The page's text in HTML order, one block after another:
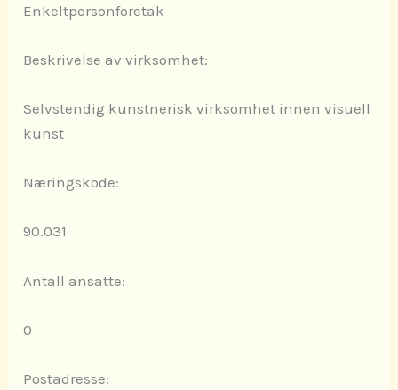
Enkeltpersonforetak
Beskrivelse av virksomhet:
Selvstendig kunstnerisk virksomhet innen visuell
kunst
Næringskode:
90.031
Antall ansatte:
0
Postadresse: